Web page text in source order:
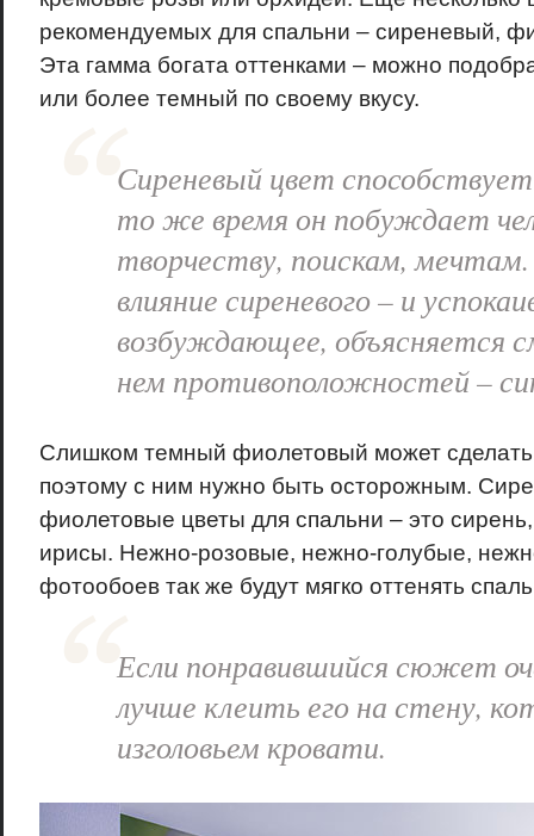
рекомендуемых для спальни – сиреневый,
Эта гамма богата оттенками – можно
или более темный по своему вкусу.
Сиреневый цвет
то же время он побуждает
творчеству, поискам, мечтам.
влияние сиреневого – и
возбуждающее, объясняется
нем противоположностей –
Слишком темный фиолетовый может
поэтому с ним нужно быть осторожным.
фиолетовые цветы для спальни – это
ирисы. Нежно-розовые, нежно-голубые,
фотообоев так же будут мягко оттенять
Если понравившийся сюжет
лучше клеить его на стену,
изголовьем кровати.